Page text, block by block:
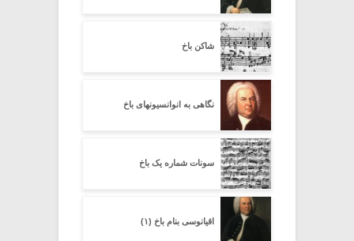
شاکن باخ
نگاهی به انوانسیونهای باخ
سونات شماره یک باخ
اقیانوسی بنام باخ (۱)